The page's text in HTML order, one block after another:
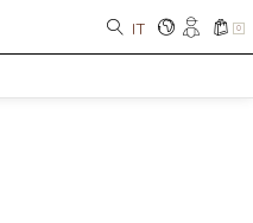
IT 0